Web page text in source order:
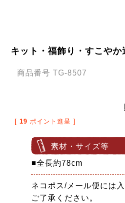
キット・福飾り・すこやか
商品番号 TG-8507
[ 19 ポイント進呈 ]
素材・サイズ等
■全長約78cm
ネコポス/メール便には入
ご了承ください。